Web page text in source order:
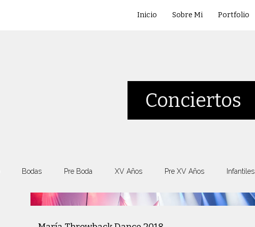
Inicio Sobre Mi Portfolio
Conciertos
Bodas Pre Boda XV Años Pre XV Años Infantiles